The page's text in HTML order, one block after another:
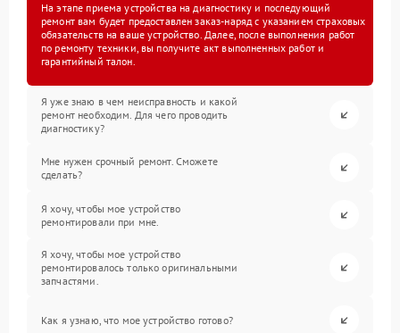
На этапе приема устройства на диагностику и последующий
ремонт вам будет предоставлен заказ-наряд с указанием страховых
обязательств на ваше устройство. Далее, после выполнения работ
по ремонту техники, вы получите акт выполненных работ и
гарантийный талон.
Я уже знаю в чем неисправность и какой
ремонт необходим. Для чего проводить
диагностику?
Мне нужен срочный ремонт. Сможете
сделать?
Я хочу, чтобы мое устройство
ремонтировали при мне.
Я хочу, чтобы мое устройство
ремонтировалось только оригинальными
запчастями.
Как я узнаю, что мое устройство готово?